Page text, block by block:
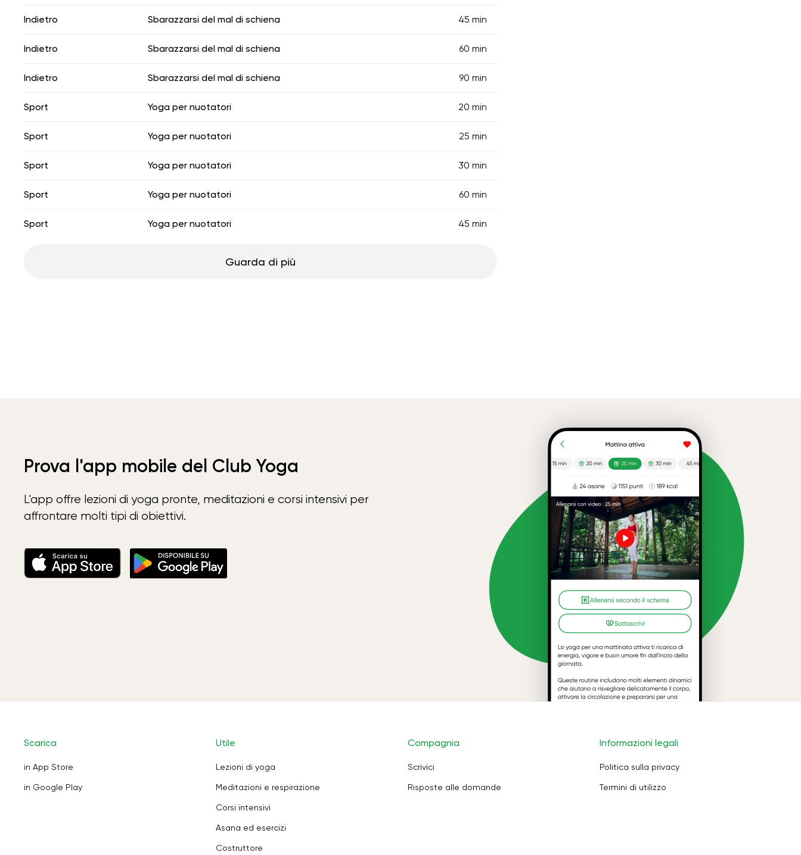
Indietro Sbarazzarsi del mal di schiena 45 min
Indietro Sbarazzarsi del mal di schiena 60 min
Indietro Sbarazzarsi del mal di schiena 90 min
Sport Yoga per nuotatori 20 min
Sport Yoga per nuotatori 25 min
Sport Yoga per nuotatori 30 min
Sport Yoga per nuotatori 60 min
Sport Yoga per nuotatori 45 min
Guarda di più
Prova l'app mobile del Club Yoga
L'app offre lezioni di yoga pronte, meditazioni e corsi intensivi per
affrontare molti tipi di obiettivi.
Scarica
in App Store
in Google Play
Utile
Lezioni di yoga
Meditazioni e respirazione
Corsi intensivi
Asana ed esercizi
Costruttore
Compagnia
Scrivici
Risposte alle domande
Informazioni legali
Politica sulla privacy
Termini di utilizzo